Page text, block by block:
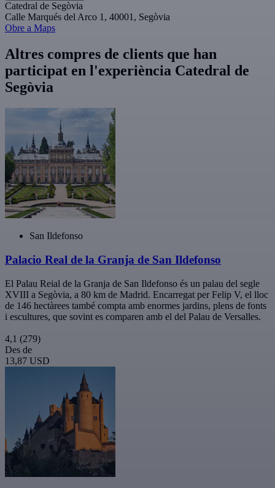
Catedral de Segòvia
Calle Marqués del Arco 1, 40001, Segòvia
Obre a Maps
Altres compres de clients que han
participat en l'experiència Catedral de
Segòvia
San Ildefonso
Palacio Real de la Granja de San Ildefonso
El Palau Reial de la Granja de San Ildefonso és un palau del segle
XVIII a Segòvia, a 80 km de Madrid. Encarregat per Felip V, el lloc
de 146 hectàrees també compta amb enormes jardins, plens de fonts
i escultures, que sovint es comparen amb el del Palau de Versalles.
4,1 (279)
Des de
13,87 USD